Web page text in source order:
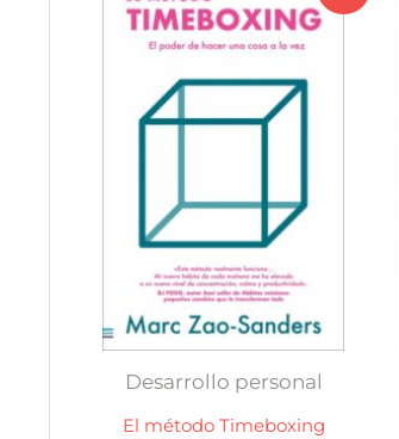
Desarrollo personal
El método Timeboxing